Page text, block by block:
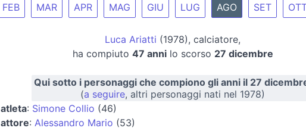
FEB MAR APR MAG GIU LUG AGO SET
Luca Ariatti (1978), calciatore,
ha compiuto 47 annilo scorso 27 dicembre
Qui sotto i personaggi che compiono gli anni il 27
(a seguire, altri personaggi nati nel 1978)
atleta: Simone Collio (46)
attore: Alessandro Mario (53)